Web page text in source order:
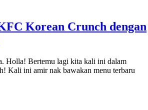
Korean Crunch dengan
Holla! Bertemu lagi kita kali ini dalam
Kali ini amir nak bawakan menu terbaru